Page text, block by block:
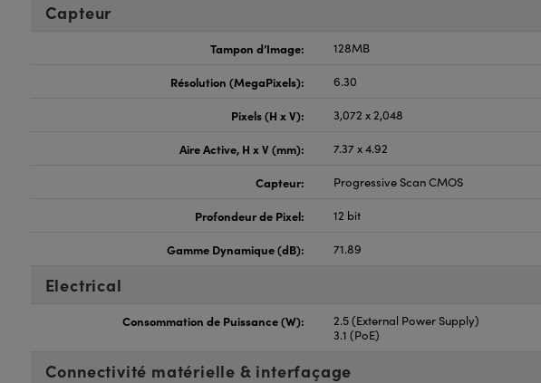
Capteur
Tampon d’Image: 128MB
Résolution (MegaPixels): 6.30
Pixels (H x V): 3,072 x 2,048
Aire Active, H x V (mm): 7.37 x 4.92
Capteur: Progressive Scan CMOS
Profondeur de Pixel: 12 bit
Gamme Dynamique (dB): 71.89
Electrical
Consommation de Puissance (W):
2.5 (External Power Supply)
3.1 (PoE)
Connectivité matérielle & interfaçage